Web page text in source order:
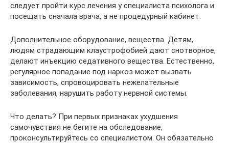
следует пройти курс лечения у специалиста психолога и
посещать сначала врача, а не процедурный кабинет.
Дополнительное оборудование, вещества. Детям,
людям страдающим клаустрофобией дают снотворное,
делают инъекцию седативного вещества. Естественно,
регулярное попадание под наркоз может вызвать
зависимость, спровоцировать нежелательные
заболевания, нарушить работу нервной системы.
Что делать? При первых признаках ухудшения
самочувствия не бегите на обследование,
проконсультируйтесь со специалистом. Он обязательно